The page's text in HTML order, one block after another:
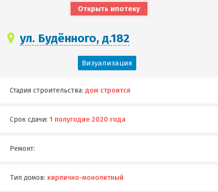
Открыть ипотеку
ул. Будённого, д.182
Визуализация
Стадия строительства: дом строится
Срок сдачи: 1 полугодие 2020 года
Ремонт:
Тип домов: кирпично-монолитный